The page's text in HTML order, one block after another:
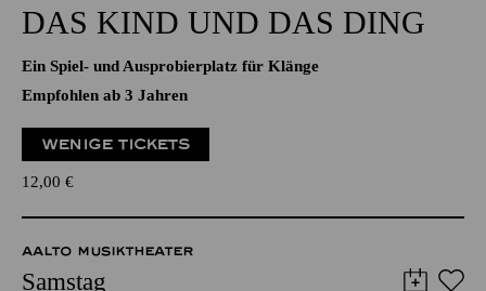
11:15 - 11:55
DAS KIND UND DAS DING
Ein Spiel- und Ausprobierplatz für Klänge
Empfohlen ab 3 Jahren
12,00€